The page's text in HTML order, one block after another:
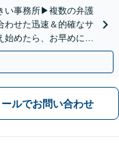
い事務所▶︎複数の弁護
わせた迅速＆的確なサ
始めたら、お早めに
】
ールでお問い合わせ